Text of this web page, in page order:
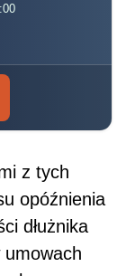
z tych
opóźnienia
dłużnika
umowach